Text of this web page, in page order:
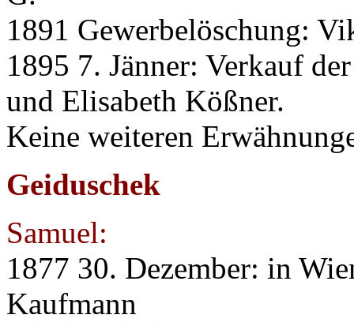
1891 Gewerbelöschung:
1895 7. Jänner: Verkauf
und Elisabeth Kößner.
Keine weiteren
Geiduschek
Samuel:
1877 30. Dezember: in
Kaufmann